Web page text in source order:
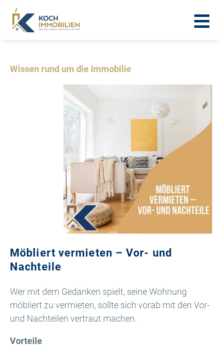
Wissen rund um die Immobilie
Möbliert vermieten – Vor- und
Nachteile
Wer mit dem Gedanken spielt, seine Wohnung
möbliert zu vermieten, sollte sich vorab mit den Vor-
und Nachteilen vertraut machen.
Vorteile